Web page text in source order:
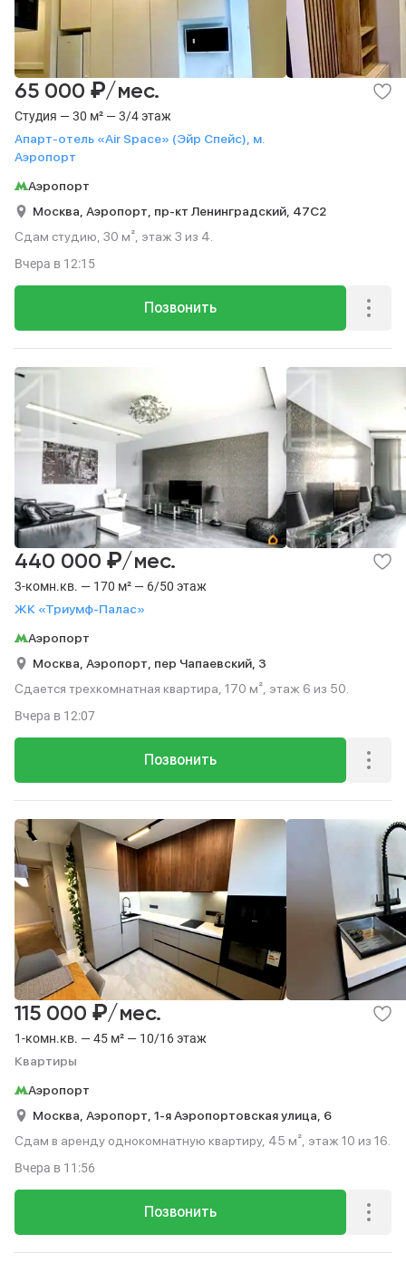
Студия — 30 м² — 3/4 этаж
Апарт-отель «Air Space» (Эйр Спейс), м.
Аэропорт
65 000 ₽/мес.
Аэропорт
Москва, Аэропорт, пр-кт Ленинградский, 47С2
Сдам студию, 30 м², этаж 3 из 4.
Позвонить
Вчера в 12:15
3-комн.кв. — 170 м² — 6/50 этаж
ЖК «Триумф-Палас»
440 000 ₽/мес.
Аэропорт
Москва, Аэропорт, пер Чапаевский, 3
Сдается трехкомнатная квартира, 170 м², этаж 6 из 50.
Позвонить
Вчера в 12:07
1-комн.кв. — 45 м² — 10/16 этаж
Квартиры
115 000 ₽/мес.
Аэропорт
Москва, Аэропорт, 1-я Аэропортовская улица, 6
Сдам в аренду однокомнатную квартиру, 45 м², этаж 10 из 16.
Позвонить
Вчера в 11:56